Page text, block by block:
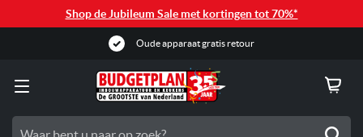
Shop de Jubileum Sale met kortingen tot 70%*
Oude apparaat gratis retour